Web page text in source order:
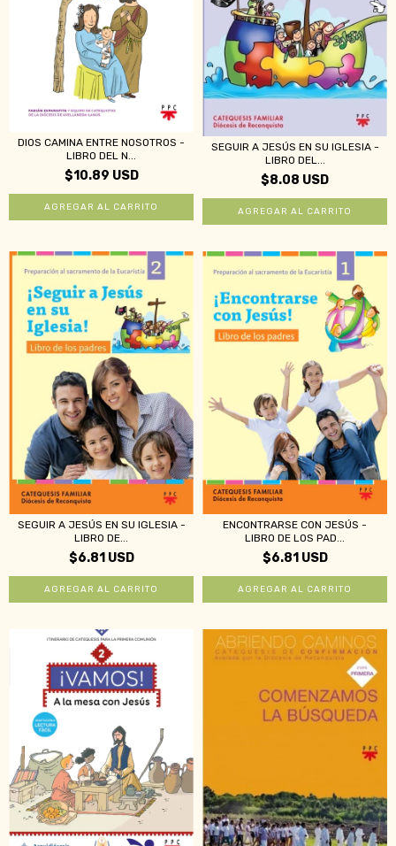
DIOS CAMINA ENTRE NOSOTROS -
LIBRO DEL N...
$10.89 USD
SEGUIR A JESÚS EN SU IGLESIA -
LIBRO DEL...
$8.08 USD
SEGUIR A JESÚS EN SU IGLESIA -
LIBRO DE...
$6.81 USD
ENCONTRARSE CON JESÚS -
LIBRO DE LOS PAD...
$6.81 USD